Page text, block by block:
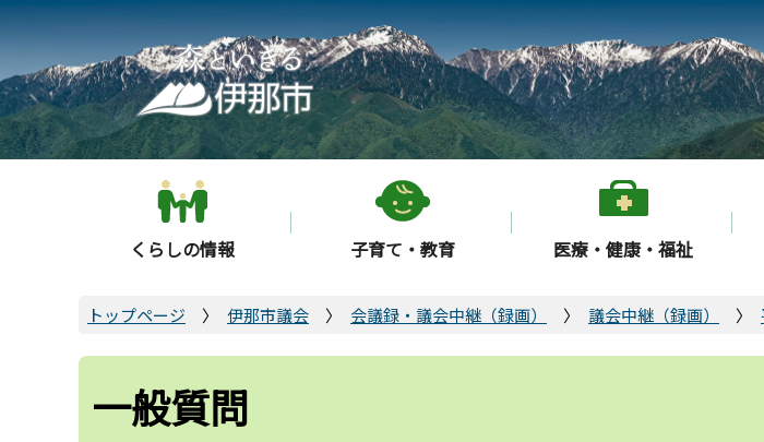
こ
の
ペ
ー
ジ
の
くらしの情報 子育て・教育 医療・健康・福祉
トップページ 伊那市議会 会議録・議会中継（録画） 議会中継（録画）
一般質問